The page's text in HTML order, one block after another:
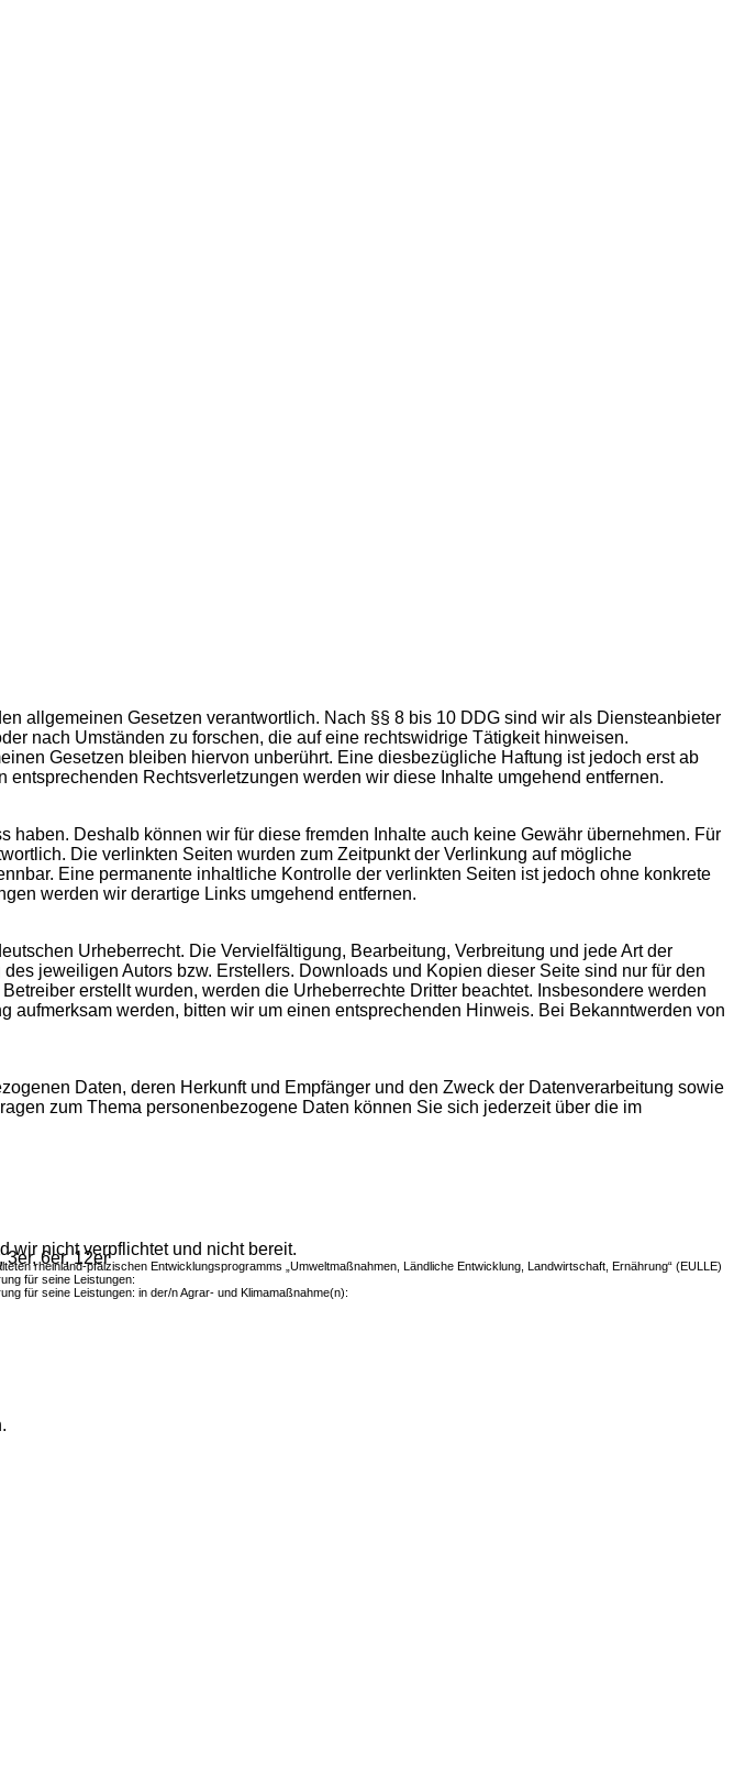
6er, 12er
allgemeinen Gesetzen verantwortlich. Nach §§ 8 bis 10 DDG sind wir als Diensteanbieter
nach Umständen zu forschen, die auf eine rechtswidrige Tätigkeit hinweisen.
Gesetzen bleiben hiervon unberührt. Eine diesbezügliche Haftung ist jedoch erst ab
Rechtsverletzungen werden wir diese Inhalte umgehend entfernen.
Deshalb können wir für diese fremden Inhalte auch keine Gewähr übernehmen. Für
Die verlinkten Seiten wurden zum Zeitpunkt der Verlinkung auf mögliche
Eine permanente inhaltliche Kontrolle der verlinkten Seiten ist jedoch ohne konkrete
werden wir derartige Links umgehend entfernen.
Urheberrecht. Die Vervielfältigung, Bearbeitung, Verbreitung und jede Art der
jeweiligen Autors bzw. Erstellers. Downloads und Kopien dieser Seite sind nur für den
erstellt wurden, werden die Urheberrechte Dritter beachtet. Insbesondere werden
werden, bitten wir um einen entsprechenden Hinweis. Bei Bekanntwerden von
Daten, deren Herkunft und Empfänger und den Zweck der Datenverarbeitung sowie
zum Thema personenbezogene Daten können Sie sich jederzeit über die im
wir nicht verpflichtet und nicht bereit.
rheinland-pfälzischen Entwicklungsprogramms „Umweltmaßnahmen, Ländliche Entwicklung, Landwirtschaft, Ernährung“ (EULLE)
für seine Leistungen:
für seine Leistungen: in der/n Agrar- und Klimamaßnahme(n):